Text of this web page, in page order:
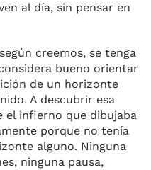
al día, sin pensar en
creemos, se tenga
bueno orientar
de un horizonte
A descubrir esa
el infierno que dibujaba
porque no tenía
alguno. Ninguna
ninguna pausa,